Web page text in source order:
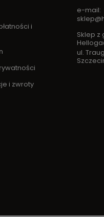
i
i zwroty
e-mail:
Sklep z
ul.